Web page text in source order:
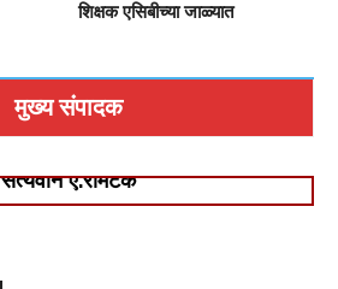
शिक्षक एसिबीच्या जाळ्यात
मुख्य संपादक
सत्यवान ए.रामटेके